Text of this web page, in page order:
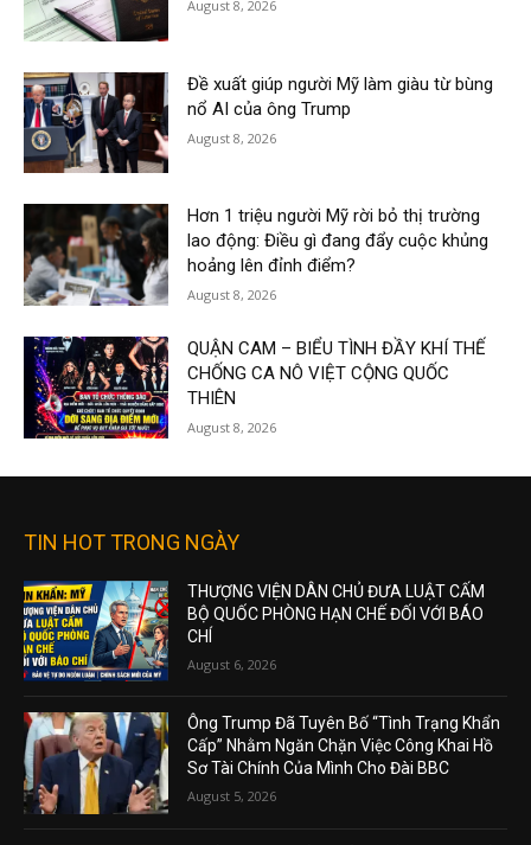
August 8, 2026
Đề xuất giúp người Mỹ làm giàu từ bùng
nổ AI của ông Trump
August 8, 2026
Hơn 1 triệu người Mỹ rời bỏ thị trường
lao động: Điều gì đang đẩy cuộc khủng
hoảng lên đỉnh điểm?
August 8, 2026
QUẬN CAM – BIỂU TÌNH ĐẦY KHÍ THẾ
CHỐNG CA NÔ VIỆT CỘNG QUỐC
THIÊN
August 8, 2026
TIN HOT TRONG NGÀY
THƯỢNG VIỆN DÂN CHỦ ĐƯA LUẬT CẤM
BỘ QUỐC PHÒNG HẠN CHẾ ĐỐI VỚI BÁO
CHÍ
August 6, 2026
Ông Trump Đã Tuyên Bố “Tình Trạng Khẩn
Cấp” Nhằm Ngăn Chặn Việc Công Khai Hồ
Sơ Tài Chính Của Mình Cho Đài BBC
August 5, 2026